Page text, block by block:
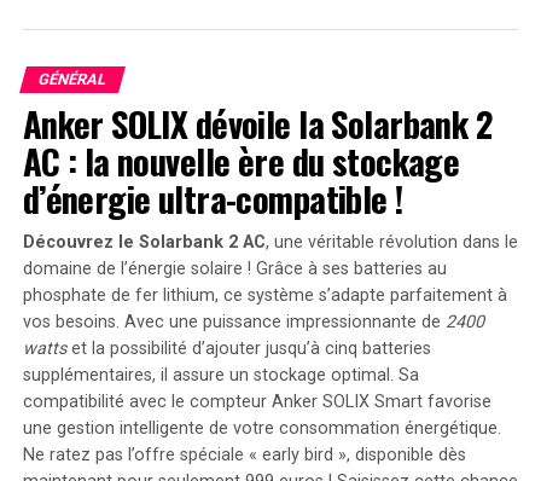
Les trois stades de maturité des rollups sont les suivants
:
Stade 0: Les rollups à ce stade dépendent
fortement des mécanismes de multisignature et
nécessitent des « roues d’entraînement
complètes ».
Stade 1
: Les rollups commencent à intégrer des
preuves de fraude ou des preuves de validité, tout
en conservant un mécanisme de multisig comme
sauvegarde.
Stade 2: Les rollups peuvent fonctionner de
manière autonome sans dépendre des
mécanismes de multisig.
GÉNÉRAL
Anker SOLIX dévoile la Solarbank 2
AC : la nouvelle ère du stockage
d’énergie ultra-compatible !
Découvrez le Solarbank 2 AC, une véritable révolution dans le
domaine de l’énergie solaire ! Grâce à ses batteries au
phosphate de fer lithium, ce système s’adapte parfaitement à
vos besoins. Avec une puissance impressionnante de 2400
wattset la possibilité d’ajouter jusqu’à cinq batteries
supplémentaires, il assure un stockage optimal. Sa
compatibilité avec le compteur Anker SOLIX Smart favorise
une gestion intelligente de votre consommation énergétique.
Ne ratez pas l’offre spéciale « early bird », disponible dès